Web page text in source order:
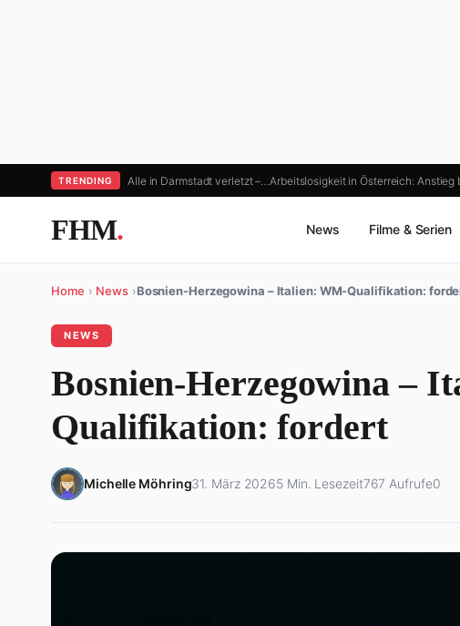
TRENDING Alle in Darmstadt verletzt –… Arbeitslosigkeit in Österreich: Anstieg
FHM. News Filme & Serien
Home › News ›Bosnien-Herzegowina – Italien: WM-Qualifikation:
NEWS
Bosnien-Herzegowina –
Qualifikation: fordert
Michelle Möhring31. März 20265 Min. Lesezeit767 Aufrufe0